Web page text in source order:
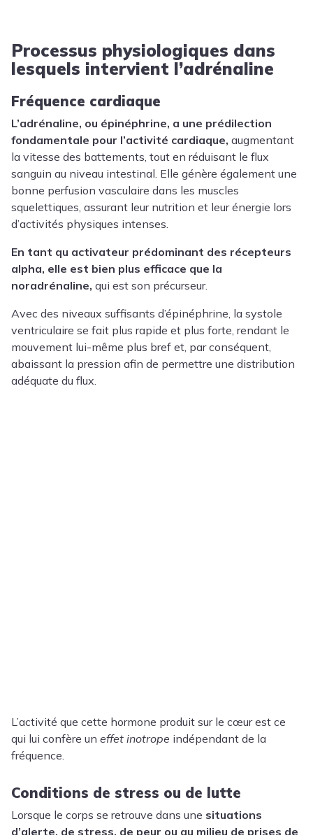
Processus physiologiques dans
lesquels intervient l’adrénaline
Fréquence cardiaque
L’adrénaline, ou épinéphrine, a une prédilection
fondamentale pour l’activité cardiaque, augmentant
la vitesse des battements, tout en réduisant le flux
sanguin au niveau intestinal. Elle génère également une
bonne perfusion vasculaire dans les muscles
squelettiques, assurant leur nutrition et leur énergie lors
d’activités physiques intenses.
En tant qu activateur prédominant des récepteurs
alpha, elle est bien plus efficace que la
noradrénaline, qui est son précurseur.
Avec des niveaux suffisants d’épinéphrine, la systole
ventriculaire se fait plus rapide et plus forte, rendant le
mouvement lui-même plus bref et, par conséquent,
abaissant la pression afin de permettre une distribution
adéquate du flux.
L’activité que cette hormone produit sur le cœur est ce
qui lui confère un effet inotrope indépendant de la
fréquence.
Conditions de stress ou de lutte
Lorsque le corps se retrouve dans une situations
d’alerte, de stress, de peur ou au milieu de prises de